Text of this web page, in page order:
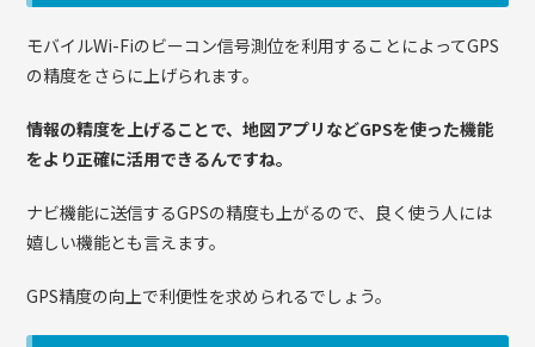
モバイルWi-Fiのビーコン信号測位を利用することによってGPS
の精度をさらに上げられます。
情報の精度を上げることで、地図アプリなどGPSを使った機能
をより正確に活用できるんですね。
ナビ機能に送信するGPSの精度も上がるので、良く使う人には
嬉しい機能とも言えます。
GPS精度の向上で利便性を求められるでしょう。